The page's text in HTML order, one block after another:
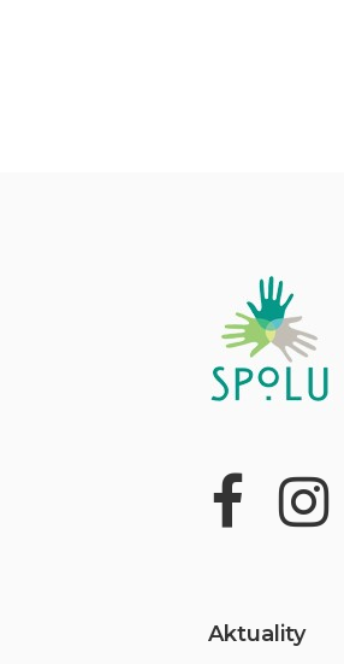
Aktuality